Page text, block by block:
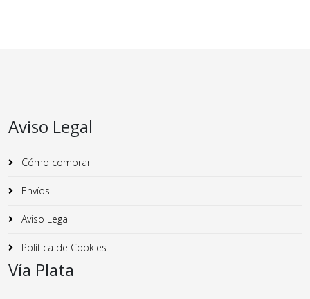
Aviso Legal
Cómo comprar
Envíos
Aviso Legal
Política de Cookies
Vía Plata